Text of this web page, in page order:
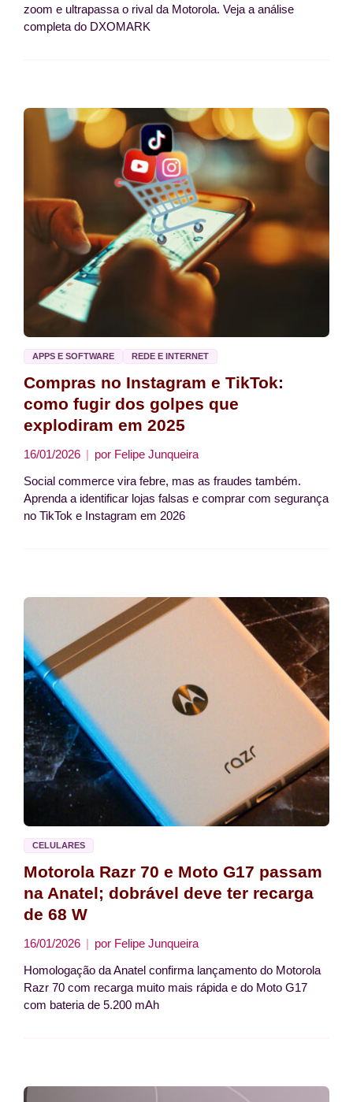
zoom e ultrapassa o rival da Motorola. Veja a análise
completa do DXOMARK
APPS E SOFTWARE REDE E INTERNET
Compras no Instagram e TikTok:
como fugir dos golpes que
explodiram em 2025
16/01/2026 por Felipe Junqueira
Social commerce vira febre, mas as fraudes também.
Aprenda a identificar lojas falsas e comprar com segurança
no TikTok e Instagram em 2026
CELULARES
Motorola Razr 70 e Moto G17 passam
na Anatel; dobrável deve ter recarga
de 68 W
16/01/2026 por Felipe Junqueira
Homologação da Anatel confirma lançamento do Motorola
Razr 70 com recarga muito mais rápida e do Moto G17
com bateria de 5.200 mAh